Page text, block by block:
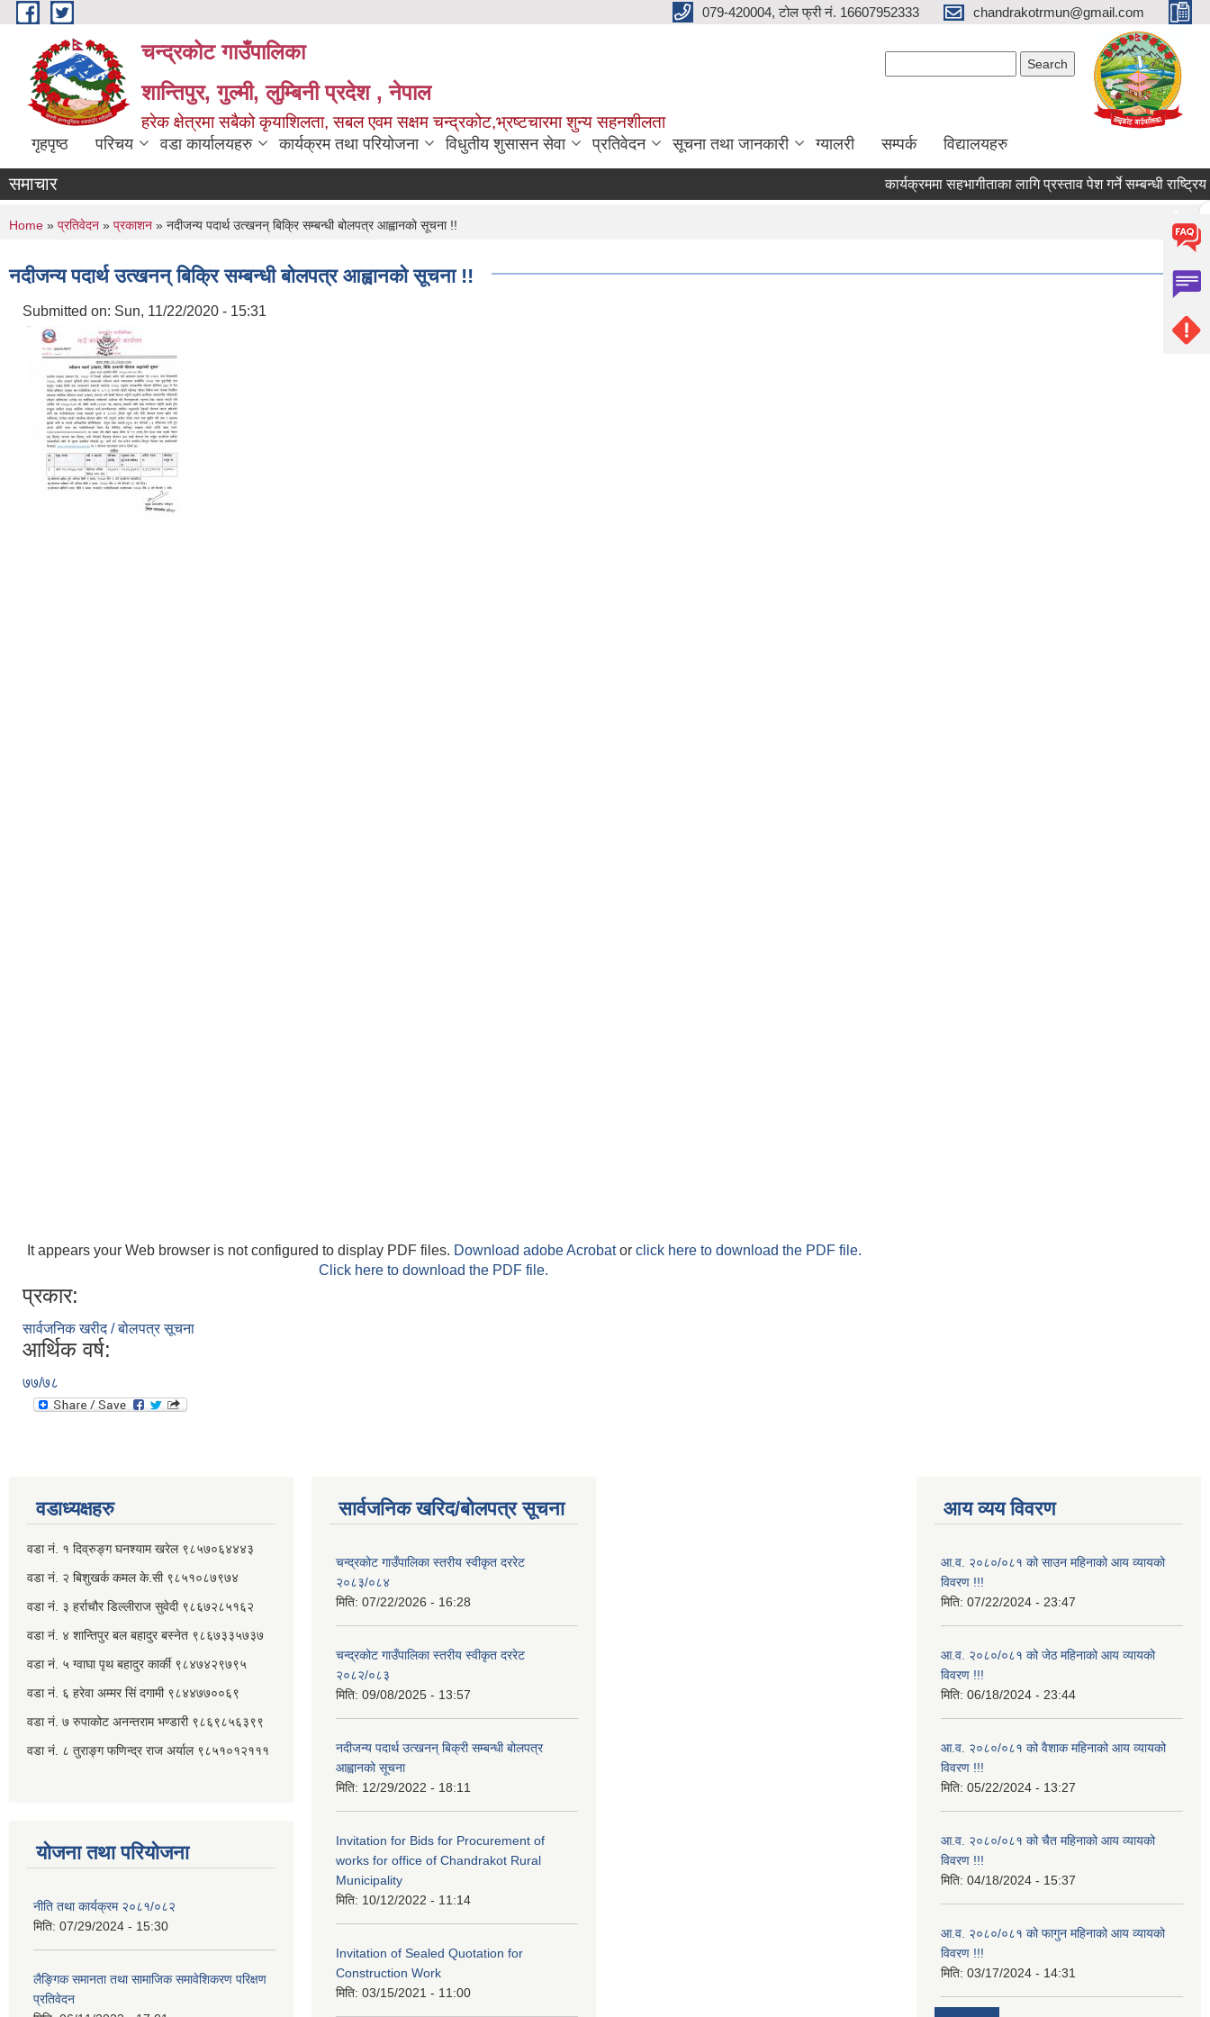
Skip to main content 079-420004, टोल फ्री नं. 16607952333 chandrakotrmun@gmail.com
चन्द्रकोट गाउँपालिका
शान्तिपुर, गुल्मी, लुम्बिनी प्रदेश , नेपाल
हरेक क्षेत्रमा सबैको कृयाशिलता, सबल एवम सक्षम चन्द्रकोट,भ्रष्टचारमा शुन्य सहनशीलता
गृहपृष्ठ परिचय वडा कार्यालयहरु कार्यक्रम तथा परियोजना विधुतीय शुसासन सेवा प्रतिवेदन सूचना तथा जानकारी ग्यालरी सम्पर्क विद्यालयहरु
समाचार कार्यक्रममा सहभागीताका लागि प्रस्ताव पेश गर्ने सम्बन्धी राष्ट्रिय
You are here
Home » प्रतिवेदन » प्रकाशन » नदीजन्य पदार्थ उत्खनन् बिक्रि सम्बन्धी बोलपत्र आह्वानको सूचना !!
नदीजन्य पदार्थ उत्खनन् बिक्रि सम्बन्धी बोलपत्र आह्वानको सूचना !!
Submitted on: Sun, 11/22/2020 - 15:31
It appears your Web browser is not configured to display PDF files. Download adobe Acrobator click here to download the PDF file.
Click here to download the PDF file.
प्रकार:
सार्वजनिक खरीद / बोलपत्र सूचना
आर्थिक वर्ष:
७७/७८
वडाध्यक्षहरु
वडा नं. १ दिव्रुङ्ग घनश्याम खरेल ९८५७०६४४४३
वडा नं. २ ‌‍बिशुखर्क कमल के.सी ९८५१०८७९७४
वडा नं. ३ हर्राचौर डिल्लीराज सुवेदी ९८६७२८५१६२
वडा नं. ४ शान्तिपुर बल बहादुर बस्नेत​ ९८६७३३५७३७
वडा नं. ५ ग्वाघा पृथ बहादुर कार्की ९८४७४२९७९५
वडा नं. ६ हरेवा अम्मर सिं दगामी​ ९८४४७७००६९
वडा नं. ७ ‌‍रुपाकोट अनन्तराम भण्डारी ९८६९८५६३९९
वडा नं. ८ तुराङ्ग फणिन्द्र राज अर्याल ९८५१०१२१११
योजना तथा परियोजना
नीति तथा कार्यक्रम २०८१/०८२
मिति: 07/29/2024 - 15:30
लैङ्गिक समानता तथा सामाजिक समावेशिकरण परिक्षण
प्रतिवेदन
सार्वजनिक खरिद/बोलपत्र सूचना
चन्द्रकोट गाउँपालिका स्तरीय स्वीकृत दररेट
२०८३/०८४
मिति: 07/22/2026 - 16:28
चन्द्रकोट गाउँपालिका स्तरीय स्वीकृत दररेट
२०८२/०८३
मिति: 09/08/2025 - 13:57
नदीजन्य पदार्थ उत्खनन् बिक्री सम्बन्धी बोलपत्र
आह्वानको सूचना
मिति: 12/29/2022 - 18:11
Invitation for Bids for Procurement of
works for office of Chandrakot Rural
Municipality
मिति: 10/12/2022 - 11:14
Invitation of Sealed Quotation for
Construction Work
मिति: 03/15/2021 - 11:00
आय व्यय विवरण
आ.व. २०८०/०८१ को साउन महिनाको आय व्यायको
विवरण !!!
मिति: 07/22/2024 - 23:47
आ.व. २०८०/०८१ को जेठ महिनाको आय व्यायको
विवरण !!!
मिति: 06/18/2024 - 23:44
आ.व. २०८०/०८१ को वैशाक महिनाको आय व्यायको
विवरण !!!
मिति: 05/22/2024 - 13:27
आ.व. २०८०/०८१ को चैत महिनाको आय व्यायको
विवरण !!!
मिति: 04/18/2024 - 15:37
आ.व. २०८०/०८१ को फागुन महिनाको आय व्यायको
विवरण !!!
मिति: 03/17/2024 - 14:31